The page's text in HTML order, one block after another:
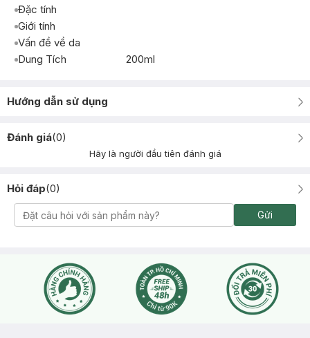
Đặc tính
Giới tính
Vấn đề về da
Dung Tích
200ml
Hướng dẫn sử dụng
Đánh giá(0)
Hãy là người đầu tiên đánh giá
Hỏi đáp(0)
Gửi